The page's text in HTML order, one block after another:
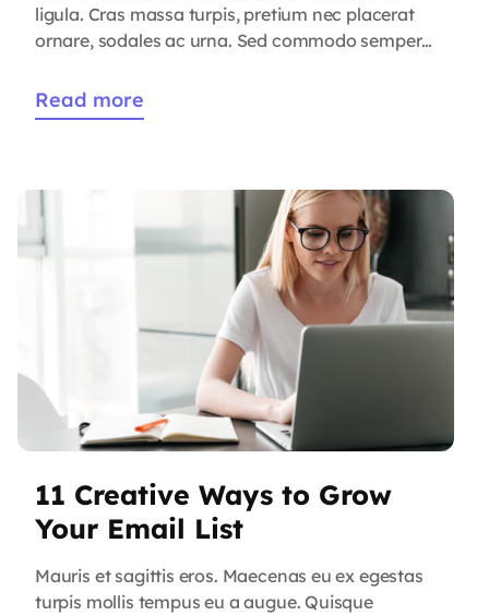
ligula. Cras massa turpis, pretium nec placerat
ornare, sodales ac urna. Sed commodo semper
efficitur sapien dapibus sed. Suspendisse iaculis
erat ut enim tincidunt, vitae bibendum lorem
Read more
11 Creative Ways to Grow
Your Email List
Mauris et sagittis eros. Maecenas eu ex egestas
turpis mollis tempus eu a augue. Quisque